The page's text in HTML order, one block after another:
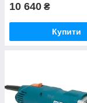
10 640 ₴
Купити